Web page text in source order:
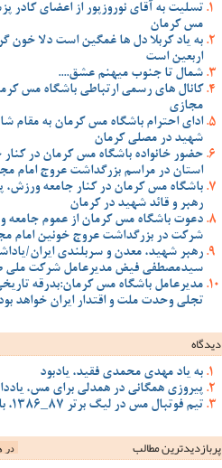
تسلیت به آقای نوروزپور از اعضای کادر
مس کرمان
به یاد کربلا دل ها غمگین است دلا خون
اربعین است
شمال تا جنوب میهنم عشق....
کانال های رسمی ارتباطی باشگاه مس
مجازی
ادای احترام باشگاه مس کرمان به مقام
شهید در مصلی کرمان
حضور خانواده باشگاه مس کرمان در
استان در مراسم بزرگداشت عروج امام
باشگاه مس کرمان در کنار جامعه ورزش،
رهبر و قائد شهید در کرمان
دعوت باشگاه مس کرمان از عموم جامعه
شرکت در بزرگداشت عروج خونین امام
رهبر شهید، معدن و سربلندی ایران/
سیدمصطفی‌‌ فیض مدیرعامل شرکت ملی
مدیرعامل باشگاه مس کرمان:بدرقه
تجلی وحدت ملت و اقتدار ایران خواهد
دیدگاه
به یاد مهدی محمدی فقید، یادبود
پیروزی همگانی در همدلی برای مس،
تیم فوتبال مس در لیگ برتر 87_1386، با خاطرات مس
پربازدیدترین‌ مطالب